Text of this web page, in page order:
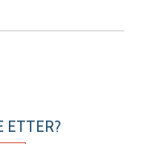
ETTER?